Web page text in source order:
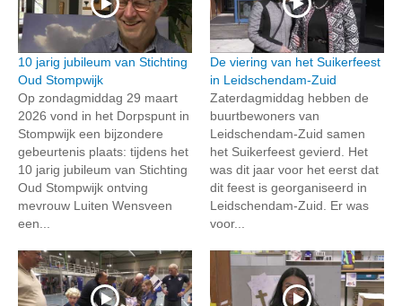
10 jarig jubileum van Stichting
Oud Stompwijk
Op zondagmiddag 29 maart
2026 vond in het Dorpspunt in
Stompwijk een bijzondere
gebeurtenis plaats: tijdens het
10 jarig jubileum van Stichting
Oud Stompwijk ontving
mevrouw Luiten Wensveen
een...
De viering van het Suikerfeest
in Leidschendam-Zuid
Zaterdagmiddag hebben de
buurtbewoners van
Leidschendam-Zuid samen
het Suikerfeest gevierd. Het
was dit jaar voor het eerst dat
dit feest is georganiseerd in
Leidschendam-Zuid. Er was
voor...